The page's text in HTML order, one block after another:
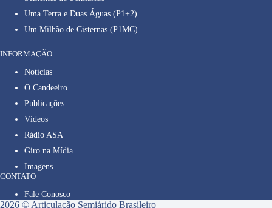
Uma Terra e Duas Águas (P1+2)
Um Milhão de Cisternas (P1MC)
INFORMAÇÃO
Notícias
O Candeeiro
Publicações
Vídeos
Rádio ASA
Giro na Mídia
Imagens
CONTATO
Fale Conosco
2026 © Articulação Semiárido Brasileiro